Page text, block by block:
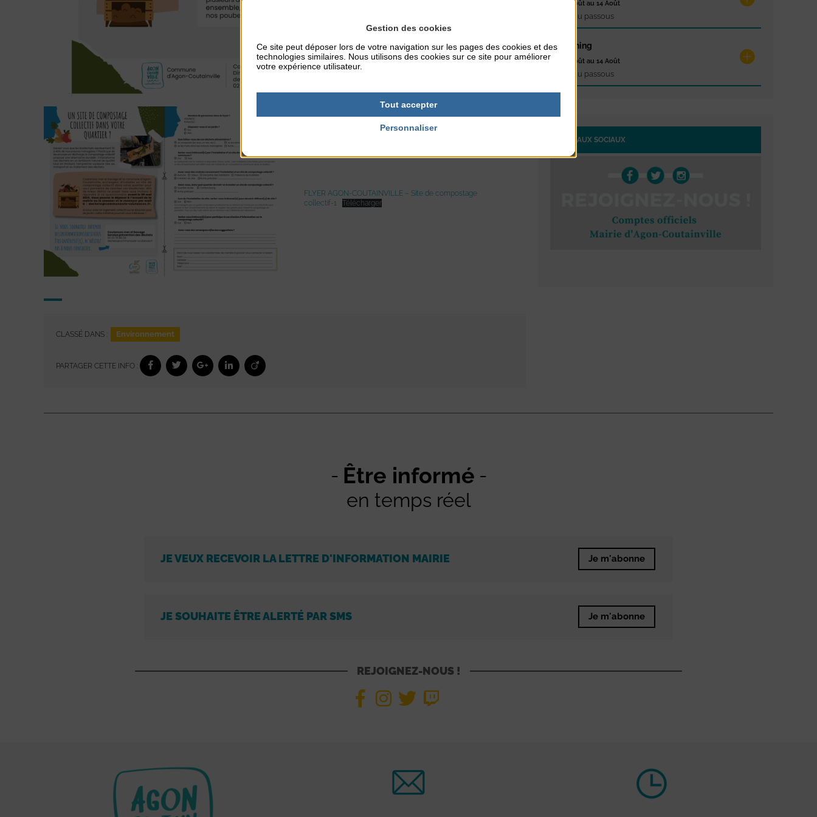
FLYER AGON-COUTAINVILLE – Site de compostage
collectif-1
Télécharger
CLASSÉ DANS : Environnement
PARTAGER CETTE INFO :
du 10 Août au 14 Août
Plage du passous
Stretching
du 10 Août au 14 Août
Plage du passous
RÉSEAUX SOCIAUX
Être informé
en temps réel
JE VEUX RECEVOIR LA LETTRE D'INFORMATION MAIRIE Je m'abonne
JE SOUHAITE ÊTRE ALERTÉ PAR SMS Je m'abonne
REJOIGNEZ-NOUS !
Gestion des cookies
Ce site peut déposer lors de votre navigation sur les pages des cookies et des
technologies similaires. Nous utilisons des cookies sur ce site pour améliorer
votre expérience utilisateur.
Tout accepter
Personnaliser